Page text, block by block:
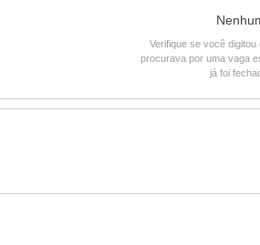
Verifique se você
procurava por uma vaga
já foi